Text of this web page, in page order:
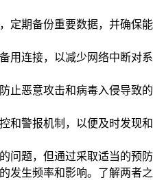
定期备份重要数据，并确保能
用连接，以减少网络中断对系
止恶意攻击和病毒入侵导致的
和警报机制，以便及时发现和
问题，但通过采取适当的预防
发生频率和影响。了解两者之